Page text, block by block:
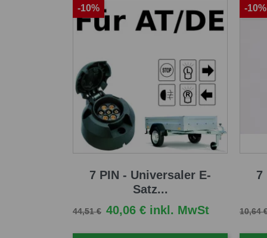
7 PIN - Universaler E-
Satz...
Verkaufspreis
44,51 € Preis
40,06 € inkl. MwSt
-10%
7
10,64
-10%